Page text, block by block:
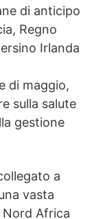
di anticipo
Regno
Irlanda
di maggio,
sulla salute
gestione
a
vasta
Nord Africa